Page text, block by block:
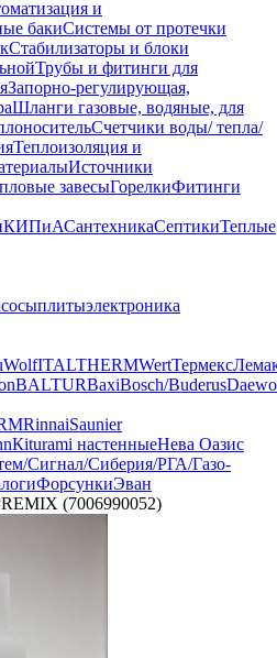
и
бакиСистемы от протечки
Стабилизаторы и блоки
Трубы и фитинги для
Запорно-регулирующая,
Шланги газовые, водяные, для
Счетчики воды/ тепла/
Теплоизоляция и
Источники
завесыГорелкиФитинги
КИПиАСантехникаСептикиТеплые
плитыэлектроника
WolfITALTHERMWertТермекс
BALTURBaxiBosch/Buderus
RinnaiSaunier
Кiturami настенныеНева Оазис
Сигнал/Сиберия/РГА/Газо-
ФорсункиЭван
(7006990052)